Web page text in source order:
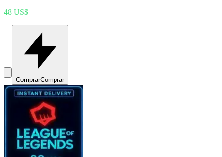
48 US$
ComprarComprar